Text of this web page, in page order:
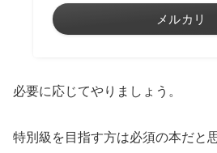
メルカリ
必要に応じてやりましょう。
特別級を目指す方は必須の本だと